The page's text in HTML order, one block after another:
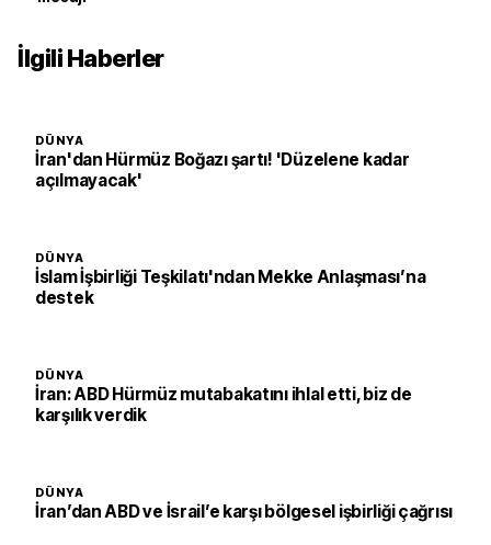
İlgili Haberler
DÜNYA
İran'dan Hürmüz Boğazı şartı! 'Düzelene kadar
açılmayacak'
DÜNYA
İslam İşbirliği Teşkilatı'ndan Mekke Anlaşması’na
destek
DÜNYA
İran: ABD Hürmüz mutabakatını ihlal etti, biz de
karşılık verdik
DÜNYA
İran’dan ABD ve İsrail’e karşı bölgesel işbirliği çağrısı